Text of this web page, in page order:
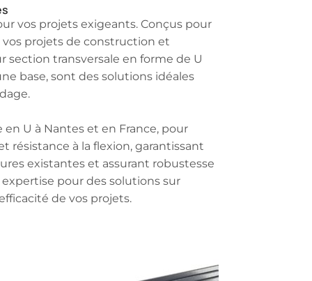
vos projets exigeants. Conçus pour
projets de construction et
section transversale en forme de U
base, sont des solutions idéales
U à Nantes et en France, pour
résistance à la flexion, garantissant
existantes et assurant robustesse
pour des solutions sur
de vos projets.